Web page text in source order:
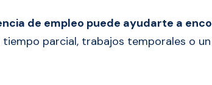
de empleo puede ayudarte a
tiempo parcial, trabajos temporales o